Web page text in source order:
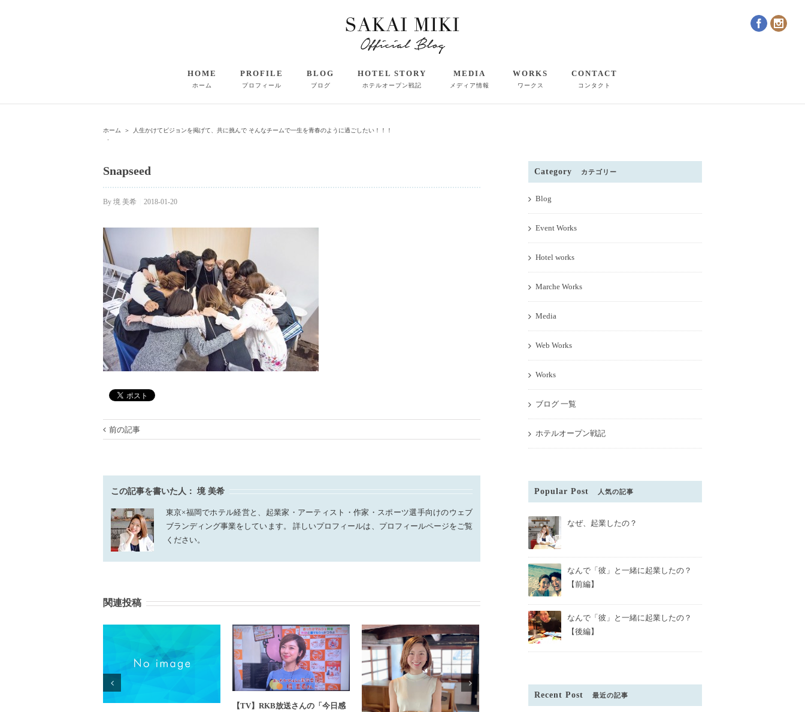
HOME
ホーム
PROFILE
プロフィール
BLOG
ブログ
HOTEL STORY
ホテルオープン戦記
MEDIA
メディア情報
WORKS
ワークス
CONTACT
コンタクト
ホーム ＞
人生かけてビジョンを掲げて、共に挑んで そんなチームで一生を青春のように過ごしたい！！！
＞
Snapseed
By 境 美希 2018-01-20
前の記事
この記事を書いた人： 境 美希
東京×福岡でホテル経営と、起業家・アーティスト・作家・スポーツ選手向けのウェブ
ブランディング事業をしています。 詳しいプロフィールは、プロフィールページをご覧
ください。
関連投稿
【TV】RKB放送さんの「今日感
Category カテゴリー
Blog
Event Works
Hotel works
Marche Works
Media
Web Works
Works
ブログ 一覧
ホテルオープン戦記
Popular Post 人気の記事
なぜ、起業したの？
なんで「彼」と一緒に起業したの？
【前編】
なんで「彼」と一緒に起業したの？
【後編】
Recent Post 最近の記事